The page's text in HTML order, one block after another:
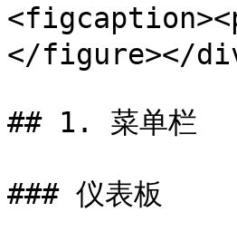
</figure></
## 1. 菜单栏
### 仪表板